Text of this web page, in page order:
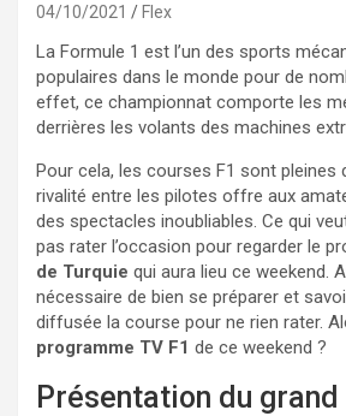
04/10/2021 Flex
La Formule 1 est l’un des sports
populaires dans le monde pour de
effet, ce championnat comporte les
derrières les volants des machines
Pour cela, les courses F1 sont pleines
rivalité entre les pilotes offre aux
des spectacles inoubliables. Ce qui
pas rater l’occasion pour regarder le
de Turquie qui aura lieu ce weekend.
nécessaire de bien se préparer et
diffusée la course pour ne rien rater.
programme TV F1 de ce weekend ?
Présentation du